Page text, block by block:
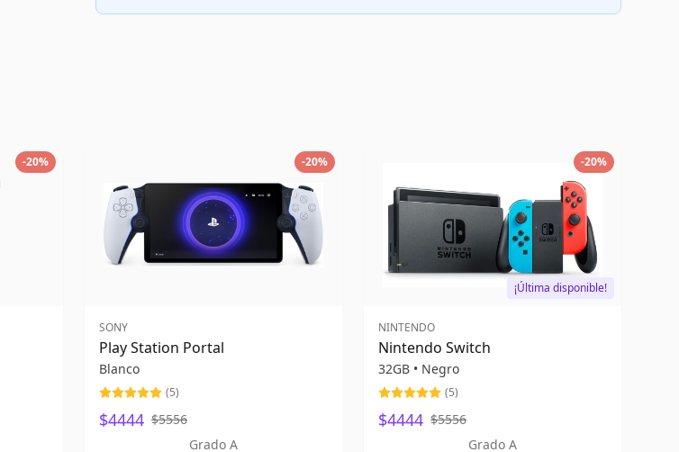
-20% -20%
SONY
Play Station Portal
Blanco
(5)
$4444 $5556
Grado A
-20%
¡Última disponible!
NINTENDO
Nintendo Switch
32GB • Negro
(5)
$4444 $5556
Grado A